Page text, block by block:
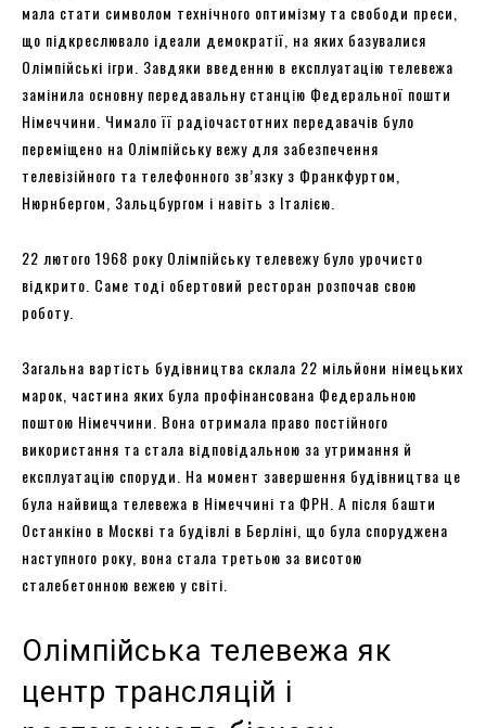
мала стати символом технічного оптимізму та свободи преси,
що підкреслювало ідеали демократії, на яких базувалися
Олімпійські ігри. Завдяки введенню в експлуатацію телевежа
замінила основну передавальну станцію Федеральної пошти
Німеччини. Чимало її радіочастотних передавачів було
переміщено на Олімпійську вежу для забезпечення
телевізійного та телефонного зв’язку з Франкфуртом,
Нюрнбергом, Зальцбургом і навіть з Італією.
22 лютого 1968 року Олімпійську телевежу було урочисто
відкрито. Саме тоді обертовий ресторан розпочав свою
роботу.
Загальна вартість будівництва склала 22 мільйони німецьких
марок, частина яких була профінансована Федеральною
поштою Німеччини. Вона отримала право постійного
використання та стала відповідальною за утримання й
експлуатацію споруди. На момент завершення будівництва це
була найвища телевежа в Німеччині та ФРН. А після башти
Останкіно в Москві та будівлі в Берліні, що була споруджена
наступного року, вона стала третьою за висотою
сталебетонною вежею у світі.
Олімпійська телевежа як
центр трансляцій і